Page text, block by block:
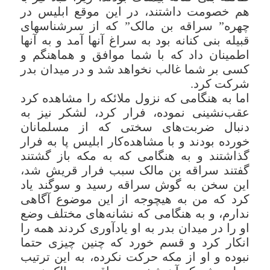
هم خصومت داشتند، در این موقع ابلیس در
چهره” سراقه بن مالک” که از سرشناسهاى
قبیله بنى کنانه بود به سراغ آنها آمد و به آنها
اطمینان داد که با شما موافق و هماهنگم و
کسى بر شما غالب نخواهد شد و در میدان بدر
شرکت کرد.
اما به هنگامى که نزول ملائکه را مشاهده کرد
عقب‌نشینى نموده، فرار کرد، لشکر نیز به
دنبال ضربت‌هاى سختى که از مسلمانان
خورده بودند و با مشاهده‌کار ابلیس پا به فرار
گذاشتند و به هنگامى که به مکه باز گشتند
گفتند سراقه بن مالک سبب فرار قریش شد،
این سخن به گوش سراقه رسید و سوگند یاد
کرد که من به هیچوجه از این موضوع آگاهى
ندارم، و به هنگامى که نشانه‌هاى مختلف وضع
او را در میدان بدر به او یادآورى کردند همه را
انکار کرد و قسم خورد که چنین چیزى حتما
نبوده و او از مکه حرکت نکرده، به این ترتیب